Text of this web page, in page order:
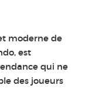
moderne de
est
qui ne
des joueurs